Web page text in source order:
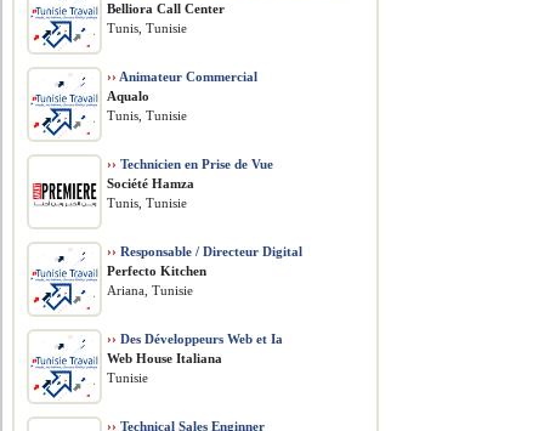
Belliora Call Center
Tunis, Tunisie
›› Animateur Commercial
Aqualo
Tunis, Tunisie
›› Technicien en Prise de Vue
Société Hamza
Tunis, Tunisie
›› Responsable / Directeur Digital
Perfecto Kitchen
Ariana, Tunisie
›› Des Développeurs Web et Ia
Web House Italiana
Tunisie
›› Technical Sales Enginner